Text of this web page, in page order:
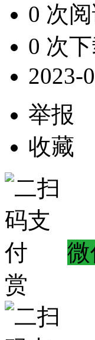
0 次
0 次
2023-
举报
收藏
赏